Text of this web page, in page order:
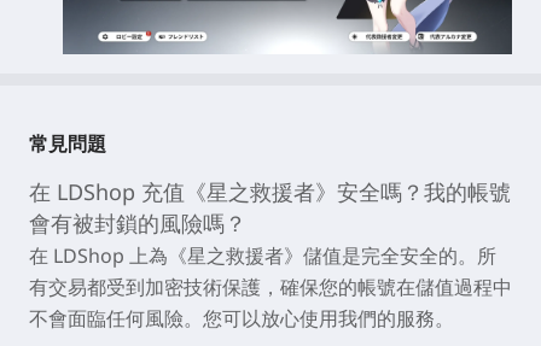
常見問題
在 LDShop 充值《星之救援者》安全嗎？我的帳號
會有被封鎖的風險嗎？
在 LDShop 上為《星之救援者》儲值是完全安全的。所
有交易都受到加密技術保護，確保您的帳號在儲值過程中
不會面臨任何風險。您可以放心使用我們的服務。